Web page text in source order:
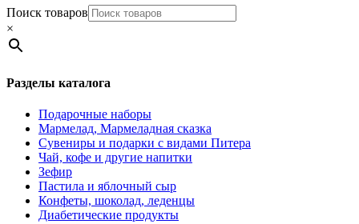
Поиск товаров
×
Разделы каталога
Подарочные наборы
Мармелад, Мармеладная сказка
Сувениры и подарки с видами Питера
Чай, кофе и другие напитки
Зефир
Пастила и яблочный сыр
Конфеты, шоколад, леденцы
Диабетические продукты